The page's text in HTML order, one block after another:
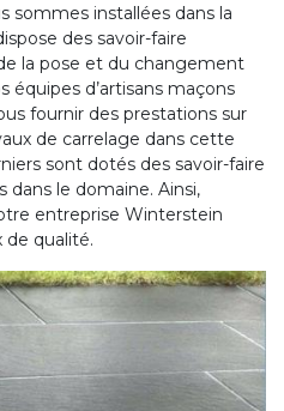
sommes installées dans la
des savoir-faire
la pose et du changement
équipes d’artisans maçons
fournir des prestations sur
de carrelage dans cette
sont dotés des savoir-faire
le domaine. Ainsi,
entreprise Winterstein
de qualité.